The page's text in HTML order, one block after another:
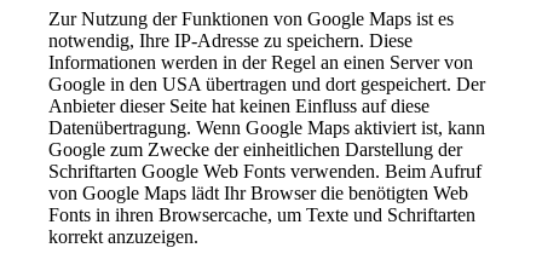
Zur Nutzung der Funktionen von Google Maps ist es
notwendig, Ihre IP-Adresse zu speichern. Diese
Informationen werden in der Regel an einen Server von
Google in den USA übertragen und dort gespeichert. Der
Anbieter dieser Seite hat keinen Einfluss auf diese
Datenübertragung. Wenn Google Maps aktiviert ist, kann
Google zum Zwecke der einheitlichen Darstellung der
Schriftarten Google Web Fonts verwenden. Beim Aufruf
von Google Maps lädt Ihr Browser die benötigten Web
Fonts in ihren Browsercache, um Texte und Schriftarten
korrekt anzuzeigen.